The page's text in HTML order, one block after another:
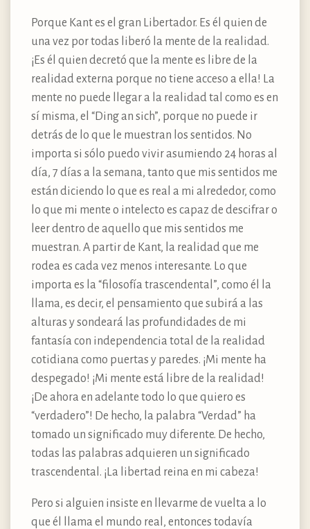
Porque Kant es el gran Libertador. Es él quien de
una vez por todas liberó la mente de la realidad.
¡Es él quien decretó que la mente es libre de la
realidad externa porque no tiene acceso a ella! La
mente no puede llegar a la realidad tal como es en
sí misma, el “Ding an sich”, porque no puede ir
detrás de lo que le muestran los sentidos. No
importa si sólo puedo vivir asumiendo 24 horas al
día, 7 días a la semana, tanto que mis sentidos me
están diciendo lo que es real a mi alrededor, como
lo que mi mente o intelecto es capaz de descifrar o
leer dentro de aquello que mis sentidos me
muestran. A partir de Kant, la realidad que me
rodea es cada vez menos interesante. Lo que
importa es la “filosofía trascendental”, como él la
llama, es decir, el pensamiento que subirá a las
alturas y sondeará las profundidades de mi
fantasía con independencia total de la realidad
cotidiana como puertas y paredes. ¡Mi mente ha
despegado! ¡Mi mente está libre de la realidad!
¡De ahora en adelante todo lo que quiero es
“verdadero”! De hecho, la palabra “Verdad” ha
tomado un significado muy diferente. De hecho,
todas las palabras adquieren un significado
trascendental. ¡La libertad reina en mi cabeza!
Pero si alguien insiste en llevarme de vuelta a lo
que él llama el mundo real, entonces todavía